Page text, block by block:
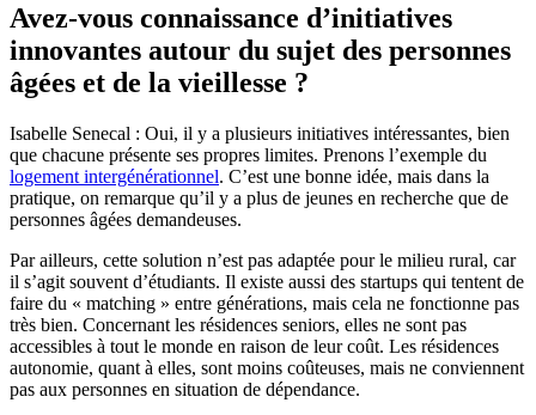
Avez-vous connaissance d’initiatives
innovantes autour du sujet des personnes
âgées et de la vieillesse ?
Isabelle Senecal : Oui, il y a plusieurs initiatives intéressantes, bien
que chacune présente ses propres limites. Prenons l’exemple du
logement intergénérationnel. C’est une bonne idée, mais dans la
pratique, on remarque qu’il y a plus de jeunes en recherche que de
personnes âgées demandeuses.
Par ailleurs, cette solution n’est pas adaptée pour le milieu rural, car
il s’agit souvent d’étudiants. Il existe aussi des startups qui tentent de
faire du « matching » entre générations, mais cela ne fonctionne pas
très bien. Concernant les résidences seniors, elles ne sont pas
accessibles à tout le monde en raison de leur coût. Les résidences
autonomie, quant à elles, sont moins coûteuses, mais ne conviennent
pas aux personnes en situation de dépendance.